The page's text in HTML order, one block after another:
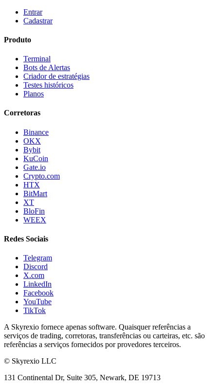
Entrar
Cadastrar
Produto
Terminal
Bots de Alertas
Criador de estratégias
Testes históricos
Planos
Corretoras
Binance
OKX
Bybit
KuCoin
Gate.io
Crypto.com
HTX
BitMart
XT
BloFin
WEEX
Redes Sociais
Telegram
Discord
X.com
LinkedIn
Facebook
YouTube
TikTok
A Skyrexio fornece apenas software. Quaisquer referências a
serviços de trading, corretoras, transferências ou carteiras, etc. são
referências a serviços fornecidos por provedores terceiros.
© Skyrexio LLC
131 Continental Dr, Suite 305, Newark, DE 19713